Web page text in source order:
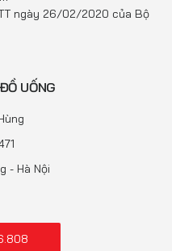
ngày 26/02/2020 của Bộ
UỐNG
- Hà Nội